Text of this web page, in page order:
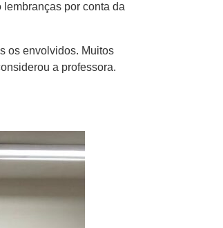
por conta da
os envolvidos. Muitos
a professora.